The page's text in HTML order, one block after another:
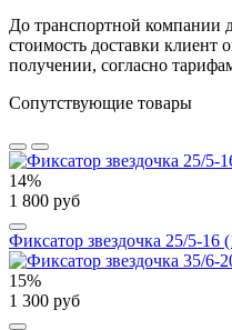
До транспортной
стоимость доставки клиент
получении, согласно
Сопутствующие товары
14%
1 800 руб
Фиксатор звездочка 25/5-16
15%
1 300 руб